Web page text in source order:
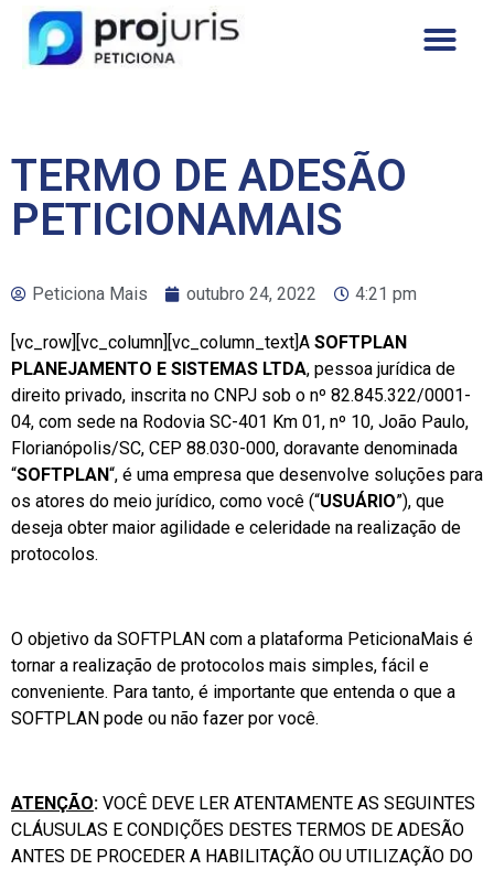
TERMO DE ADESÃO
PETICIONAMAIS
Peticiona Mais outubro 24, 2022 4:21 pm
[vc_row][vc_column][vc_column_text]A SOFTPLAN
PLANEJAMENTO E SISTEMAS LTDA, pessoa jurídica de
direito privado, inscrita no CNPJ sob o nº 82.845.322/0001-
04, com sede na Rodovia SC-401 Km 01, nº 10, João Paulo,
Florianópolis/SC, CEP 88.030-000, doravante denominada
“SOFTPLAN“, é uma empresa que desenvolve soluções para
os atores do meio jurídico, como você (“USUÁRIO”), que
deseja obter maior agilidade e celeridade na realização de
protocolos.
O objetivo da SOFTPLAN com a plataforma PeticionaMais é
tornar a realização de protocolos mais simples, fácil e
conveniente. Para tanto, é importante que entenda o que a
SOFTPLAN pode ou não fazer por você.
ATENÇÃO: VOCÊ DEVE LER ATENTAMENTE AS SEGUINTES
CLÁUSULAS E CONDIÇÕES DESTES TERMOS DE ADESÃO
ANTES DE PROCEDER A HABILITAÇÃO OU UTILIZAÇÃO DO